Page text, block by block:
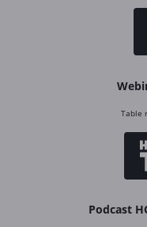
Table
Podcast